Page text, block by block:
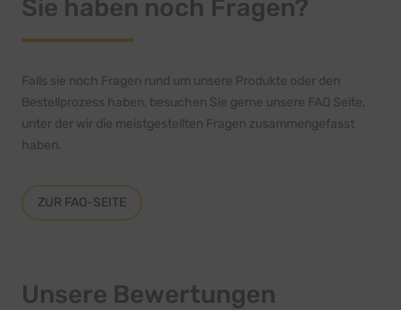
Sie haben noch Fragen?
Falls sie noch Fragen rund um unsere Produkte oder den
Bestellprozess haben, besuchen Sie gerne unsere FAQ Seite,
unter der wir die meistgestellten Fragen zusammengefasst
haben.
ZUR FAQ-SEITE
Unsere Bewertungen